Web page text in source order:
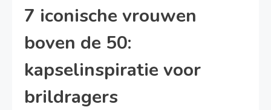
7 iconische vrouwen
boven de 50:
kapselinspiratie voor
brildragers